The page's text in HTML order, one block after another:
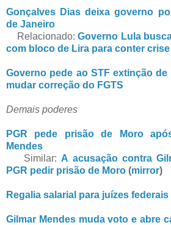
Gonçalves Dias deixa governo
de Janeiro
Relacionado:Governo Lula
com bloco de Lira para conter crise
Governo pede ao STF extinção
mudar correção do FGTS
Demais poderes
PGR pede prisão de Moro
Mendes
Similar: A acusação contra
PGR pedir prisão de Moro (mirror)
Regalia salarial para juízes
Gilmar Mendes muda voto e abre